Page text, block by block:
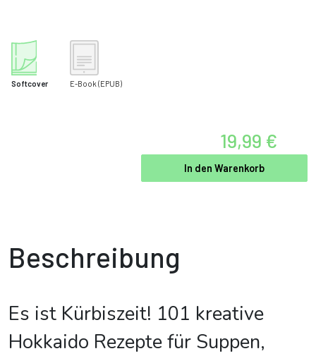
Softcover E-Book (EPUB)
19,99 €
In den Warenkorb
Beschreibung
Es ist Kürbiszeit! 101 kreative
Hokkaido Rezepte für Suppen,